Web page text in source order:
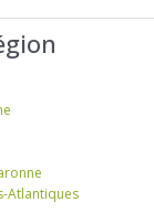
Atlantiques